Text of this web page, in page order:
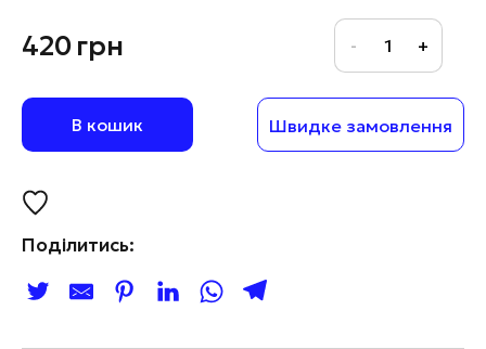
420грн
В кошик Швидке замовлення
Поділитись: